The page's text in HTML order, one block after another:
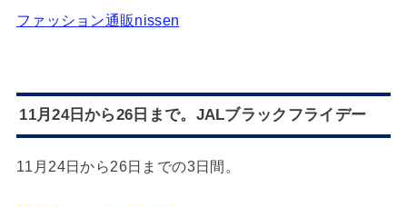
ファッション通販nissen
11月24日から26日まで。JALブラックフライデー
11月24日から26日までの3日間。